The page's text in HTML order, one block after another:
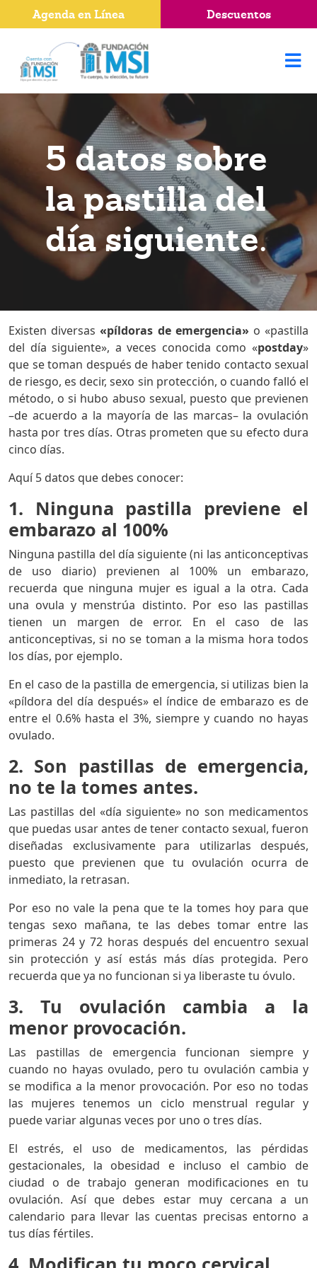
5 datos sobre
la pastilla del
día siguiente.
Existen diversas«píldoras de emergencia» o «pastilla
del día siguiente», a veces conocida como «postday»
que se toman después de haber tenido contacto sexual
de riesgo, es decir, sexo sin protección, o cuando falló el
método, o si hubo abuso sexual, puesto que previenen
–de acuerdo a la mayoría de las marcas– la ovulación
hasta por tres días. Otras prometen que su efecto dura
cinco días.
Aquí 5 datos que debes conocer:
1. Ninguna pastilla previene el
embarazo al 100%
Ninguna pastilla del día siguiente (ni las anticonceptivas
de uso diario) previenen al 100% un embarazo,
recuerda que ninguna mujer es igual a la otra. Cada
una ovula y menstrúa distinto. Por eso las pastillas
tienen un margen de error. En el caso de las
anticonceptivas, si no se toman a la misma hora todos
los días, por ejemplo.
En el caso de la pastilla de emergencia, si utilizas bien la
«píldora del día después» el índice de embarazo es de
entre el 0.6% hasta el 3%, siempre y cuando no hayas
ovulado.
2. Son pastillas de emergencia,
no te la tomes antes.
Las pastillas del «día siguiente» no son medicamentos
que puedas usar antes de tener contacto sexual, fueron
diseñadas exclusivamente para utilizarlas después,
puesto que previenen que tu ovulación ocurra de
inmediato, la retrasan.
Por eso no vale la pena que te la tomes hoy para que
tengas sexo mañana, te las debes tomar entre las
primeras 24 y 72 horas después del encuentro sexual
sin protección y así estás más días protegida. Pero
recuerda que ya no funcionan si ya liberaste tu óvulo.
3. Tu ovulación cambia a la
menor provocación.
Las pastillas de emergencia funcionan siempre y
cuando no hayas ovulado, pero tu ovulación cambia y
se modifica a la menor provocación. Por eso no todas
las mujeres tenemos un ciclo menstrual regular y
puede variar algunas veces por uno o tres días.
El estrés, el uso de medicamentos, las pérdidas
gestacionales, la obesidad e incluso el cambio de
ciudad o de trabajo generan modificaciones en tu
ovulación. Así que debes estar muy cercana a un
calendario para llevar las cuentas precisas entorno a
tus días fértiles.
Agenda en Línea Descuentos